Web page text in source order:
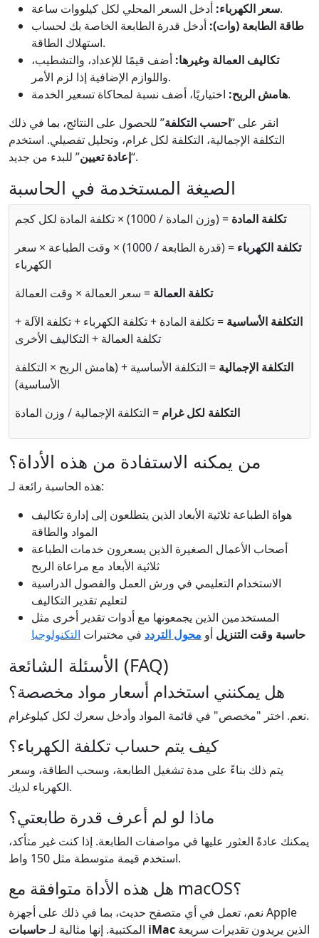
سعر الكهرباء:أدخل السعر المحلي لكل كيلووات ساعة.
طاقة الطابعة (وات): أدخل قدرة الطابعة الخاصة بك لحساب
استهلاك الطاقة.
تكاليف العمالة وغيرها: أضف قيمًا للإعداد، والتشطيب،
واللوازم الإضافية إذا لزم الأمر.
هامش الربح:اختياريًا، أضف نسبة لمحاكاة تسعير الخدمة.
انقر على “احسب التكلفة” للحصول على النتائج، بما في ذلك
التكلفة الإجمالية، التكلفة لكل غرام، وتحليل تفصيلي. استخدم
“إعادة تعيين ” للبدء من جديد.
الصيغة المستخدمة في الحاسبة
تكلفة المادة = (وزن المادة / 1000) × تكلفة المادة لكل كجم
تكلفة الكهرباء
= (قدرة الطابعة / 1000) × وقت الطباعة × سعر
الكهرباء
تكلفة العمالة = سعر العمالة × وقت العمالة
التكلفة الأساسية = تكلفة المادة + تكلفة الكهرباء + تكلفة الآلة +
تكلفة العمالة + التكاليف الأخرى
التكلفة الإجمالية = التكلفة الأساسية + (هامش الربح × التكلفة
الأساسية)
التكلفة لكل غرام = التكلفة الإجمالية / وزن المادة
من يمكنه الاستفادة من هذه الأداة؟
هذه الحاسبة رائعة لـ:
هواة الطباعة ثلاثية الأبعاد الذين يتطلعون إلى إدارة تكاليف
المواد والطاقة
أصحاب الأعمال الصغيرة الذين يسعرون خدمات الطباعة
ثلاثية الأبعاد مع مراعاة الربح
الاستخدام التعليمي في ورش العمل والفصول الدراسية
لتعليم تقدير التكاليف
المستخدمين الذين يجمعونها مع أدوات تقدير أخرى مثل
حاسبة وقت التنزيل أو محول التردد في مختبرات التكنولوجيا
الأسئلة الشائعة (FAQ)
هل يمكنني استخدام أسعار مواد مخصصة؟
نعم. اختر "مخصص" في قائمة المواد وأدخل سعرك لكل كيلوغرام.
كيف يتم حساب تكلفة الكهرباء؟
يتم ذلك بناءً على مدة تشغيل الطابعة، وسحب الطاقة، وسعر
الكهرباء لديك.
ماذا لو لم أعرف قدرة طابعتي؟
يمكنك عادةً العثور عليها في مواصفات الطابعة. إذا كنت غير متأكد،
استخدم قيمة متوسطة مثل 150 واط.
هل هذه الأداة متوافقة مع macOS؟
نعم، تعمل في أي متصفح حديث، بما في ذلك على أجهزة Apple
المكتبية. إنها مثالية لـ حاسبات iMac